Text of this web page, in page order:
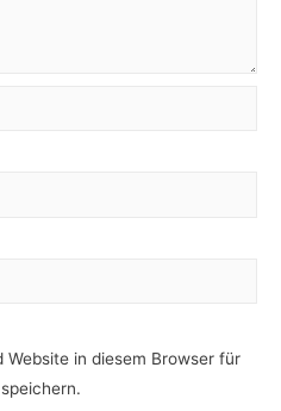
Website in diesem Browser für